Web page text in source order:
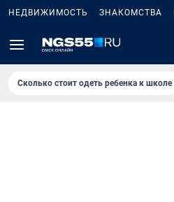
НЕДВИЖИМОСТЬ ЗНАКОМСТВА
Сколько стоит одеть ребенка к школе